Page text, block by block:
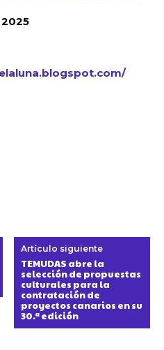
2025
Artículo siguiente
TEMUDAS abre la
selección de propuestas
culturales para la
contratación de
proyectos canarios en su
30.ª edición